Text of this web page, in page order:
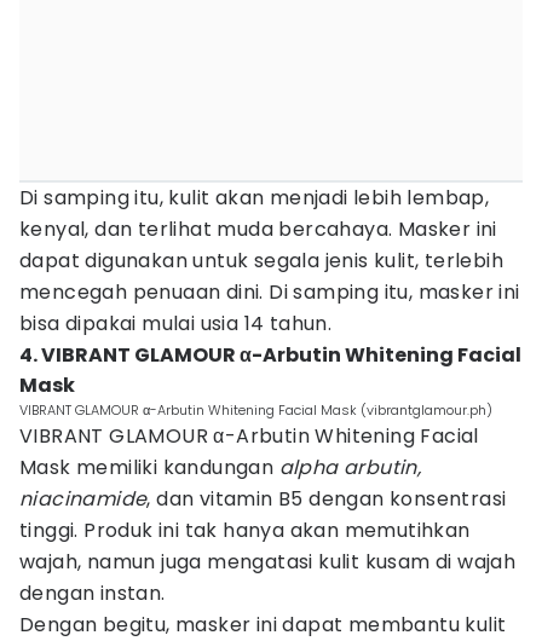
Di samping itu, kulit akan menjadi lebih lembap,
kenyal, dan terlihat muda bercahaya. Masker ini
dapat digunakan untuk segala jenis kulit, terlebih
mencegah penuaan dini. Di samping itu, masker ini
bisa dipakai mulai usia 14 tahun.
4. VIBRANT GLAMOUR α-Arbutin Whitening Facial
Mask
VIBRANT GLAMOUR α-Arbutin Whitening Facial Mask (vibrantglamour.ph)
VIBRANT GLAMOUR α-Arbutin Whitening Facial
Mask memiliki kandungan alpha arbutin,
niacinamide, dan vitamin B5 dengan konsentrasi
tinggi. Produk ini tak hanya akan memutihkan
wajah, namun juga mengatasi kulit kusam di wajah
dengan instan.
Dengan begitu, masker ini dapat membantu kulit